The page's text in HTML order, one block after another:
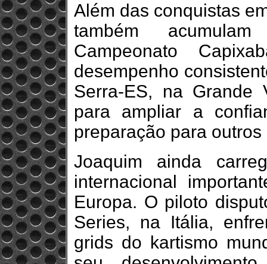
Além das conquistas
também
Campeonato
desempenho
Serra-ES, na Grande
para ampliar a
preparação para outros
Joaquim ainda
internacional
Europa. O piloto
Series, na Itália,
grids do kartismo